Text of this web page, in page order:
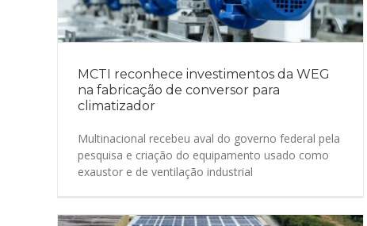
MCTI reconhece investimentos da WEG
na fabricação de conversor para
climatizador
Multinacional recebeu aval do governo federal pela
pesquisa e criação do equipamento usado como
exaustor e de ventilação industrial